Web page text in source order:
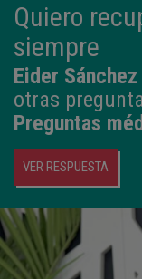
Quiero
siempre
Eider
otras
Preguntas
VER RESPUESTA